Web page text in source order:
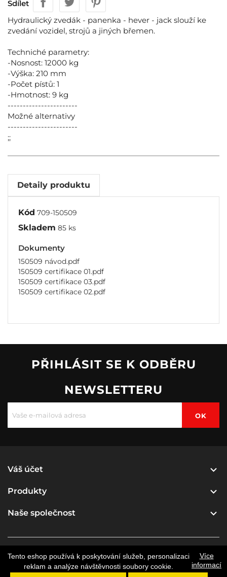
Tento eshop používá k poskytování služeb, personalizaci
reklam a analýze návštěvnosti soubory cookie.
Více
informací
Sdílet
Hydraulický zvedák - panenka - hever - jack slouží ke
zvedání vozidel, strojů a jiných břemen.
Techniché parametry:
-Nosnost: 12000 kg
-Výška: 210 mm
-Počet pístů: 1
-Hmotnost: 9 kg
-----------------------
Možné alternativy
-----------------------
;;
Detaily produktu
Kód 709-150509
Skladem 85 ks
Dokumenty
150509 návod.pdf
150509 certifikace 01.pdf
150509 certifikace 03.pdf
150509 certifikace 02.pdf
PŘIHLÁSIT SE K ODBĚRU
NEWSLETTERU
Váš účet 
Produkty 
Naše společnost 
© 2026 - Software pro elektronický obchod od
PrestaShop™